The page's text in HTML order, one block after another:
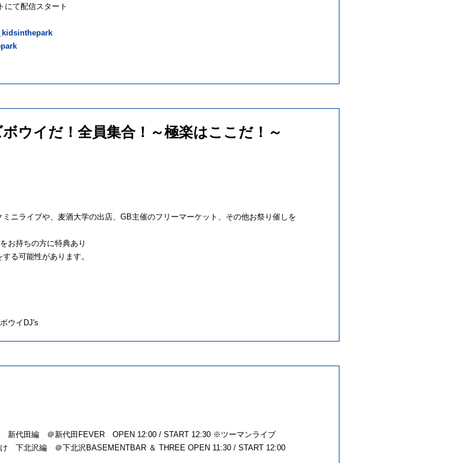
にて配信スタート
ウイだ！全員集合！～極楽はここだ！～
ニライブや、麦酒大学の出店、GB主催のフリーマーケット、その他お祭り催しを
お持ちの方に特典あり
る可能性があります。
ウイDJ's
新代田編 ＠新代田FEVER OPEN 12:00 / START 12:30 ※ツーマンライブ
下北沢編 ＠下北沢BASEMENTBAR ＆ THREE OPEN 11:30 / START 12:00